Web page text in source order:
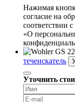
Нажимая
согласие на
соответствии
«О
течеискатель
Уточнить